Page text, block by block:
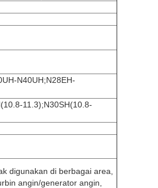
N40UH;N28EH-
11.3);N30SH(10.8-
digunakan di berbagai area,
angin/generator angin,